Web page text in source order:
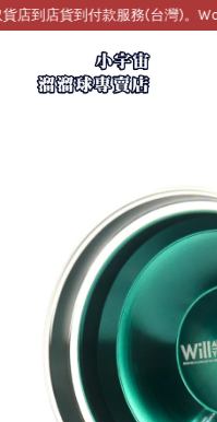
到店貨到付款服務(台灣)。